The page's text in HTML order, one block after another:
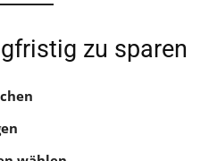
zu sparen